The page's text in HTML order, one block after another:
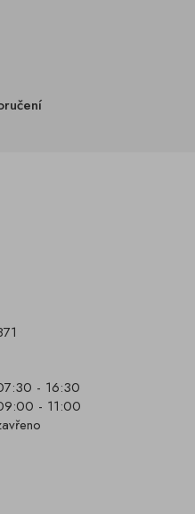
- 16:30
- 11:00